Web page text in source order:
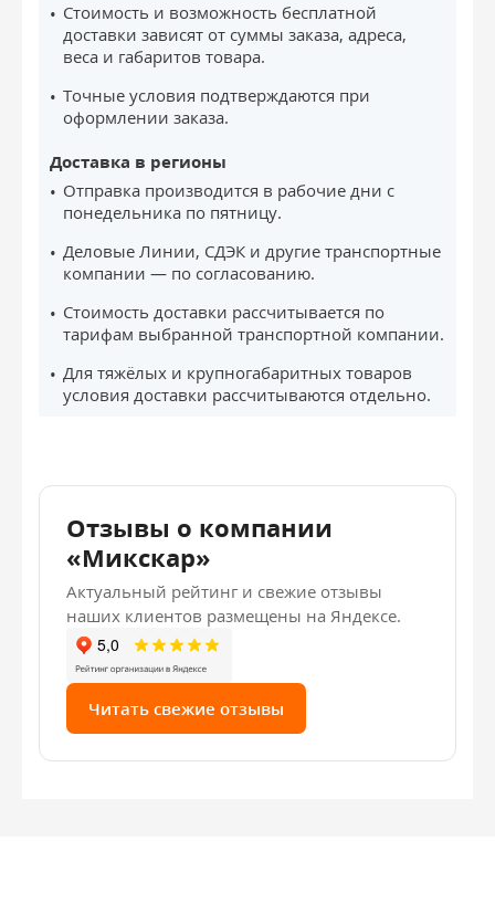
Стоимость и возможность бесплатной
доставки зависят от суммы заказа, адреса,
веса и габаритов товара.
Точные условия подтверждаются при
оформлении заказа.
Доставка в регионы
Отправка производится в рабочие дни с
понедельника по пятницу.
Деловые Линии, СДЭК и другие транспортные
компании — по согласованию.
Стоимость доставки рассчитывается по
тарифам выбранной транспортной компании.
Для тяжёлых и крупногабаритных товаров
условия доставки рассчитываются отдельно.
Отзывы о компании
«Микскар»
Актуальный рейтинг и свежие отзывы
наших клиентов размещены на Яндексе.
Читать свежие отзывы